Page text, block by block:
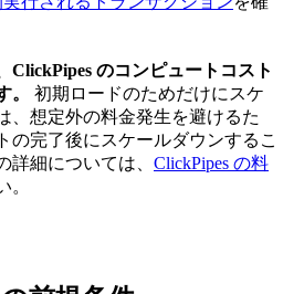
ClickPipes のコンピュートコスト
。
初期ロードのためだけにスケ
、想定外の料金発生を避けるた
の完了後にスケールダウンするこ
詳細については、 ClickPipes の料
。